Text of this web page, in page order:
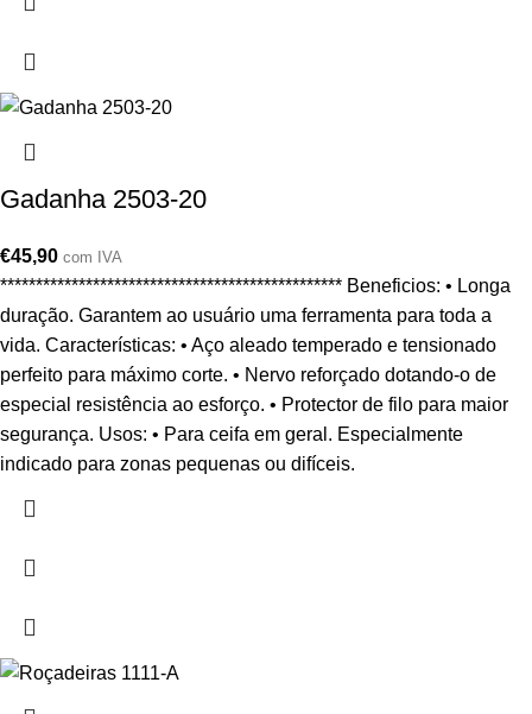
Gadanha 2503-20
€45,90 com IVA
************************************************ Beneficios: • Longa
duração. Garantem ao usuário uma ferramenta para toda a
vida. Características: • Aço aleado temperado e tensionado
perfeito para máximo corte. • Nervo reforçado dotando-o de
especial resistência ao esforço. • Protector de filo para maior
segurança. Usos: • Para ceifa em geral. Especialmente
indicado para zonas pequenas ou difíceis.